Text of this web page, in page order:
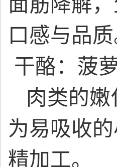
口感与品质
干酪：菠
肉类的嫩
为易吸收
精加工。